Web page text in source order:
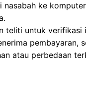
nasabah ke
teliti untuk
pembayaran,
atau perbedaan